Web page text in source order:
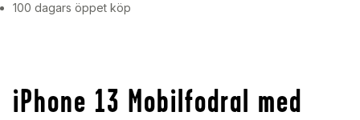
100 dagars öppet köp
iPhone 13 Mobilfodral med